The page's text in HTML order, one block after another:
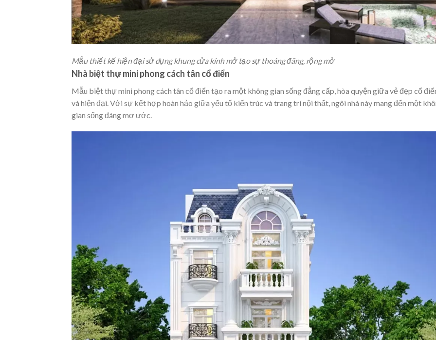
Mẫu thiết kế hiện đại sử dụng khung cửa kính mở tạo sự thoáng đãng, rộng mở
Nhà biệt thự mini phong cách tân cổ điển
Mẫu biệt thự mini phong cách tân cổ điển tạo ra một không gian sống đẳng cấp, hòa quyện giữa vẻ đẹp cổ
và hiện đại. Với sự kết hợp hoàn hảo giữa yếu tố kiến trúc và trang trí nội thất, ngôi nhà này mang đến một
gian sống đáng mơ ước.